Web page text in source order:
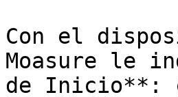
Con el
Moasure le
de Inicio**: